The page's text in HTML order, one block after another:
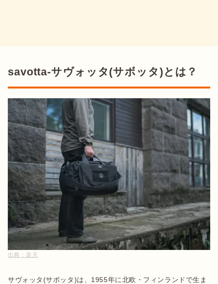
savotta-サヴォッタ(サボッタ)とは？
出典： 楽天
サヴォッタ(サボッタ)は、1955年に北欧・フィンランドで生ま